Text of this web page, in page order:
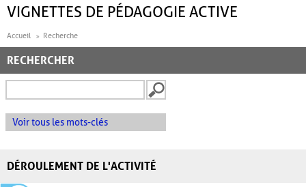
VIGNETTES DE PÉDAGOGIE ACTIVE
Accueil Recherche
RECHERCHER
Voir tous les mots-clés
DÉROULEMENT DE L'ACTIVITÉ